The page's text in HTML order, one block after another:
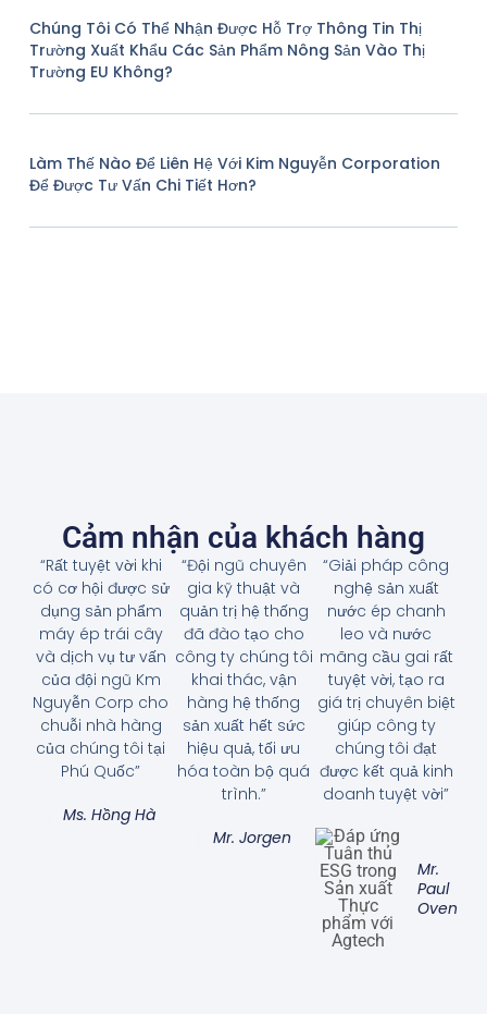
Chúng Tôi Có Thể Nhận Được Hỗ Trợ Thông Tin Thị
Trường Xuất Khẩu Các Sản Phẩm Nông Sản Vào Thị
Trường EU Không?
Làm Thế Nào Để Liên Hệ Với Kim Nguyễn Corporation
Để Được Tư Vấn Chi Tiết Hơn?
Cảm nhận của khách hàng
“Rất tuyệt vời khi
có cơ hội được sử
dụng sản phẩm
máy ép trái cây
và dịch vụ tư vấn
của đội ngũ Km
Nguyễn Corp cho
chuỗi nhà hàng
của chúng tôi tại
Phú Quốc”
Ms. Hồng Hà
“Đội ngũ chuyên
gia kỹ thuật và
quản trị hệ thống
đã đào tạo cho
công ty chúng tôi
khai thác, vận
hàng hệ thống
sản xuất hết sức
hiệu quả, tối ưu
hóa toàn bộ quá
trình.”
Mr. Jorgen
“Giải pháp công
nghệ sản xuất
nước ép chanh
leo và nước
mãng cầu gai rất
tuyệt vời, tạo ra
giá trị chuyên biệt
giúp công ty
chúng tôi đạt
được kết quả kinh
doanh tuyệt vời”
Mr.
Paul
Oven